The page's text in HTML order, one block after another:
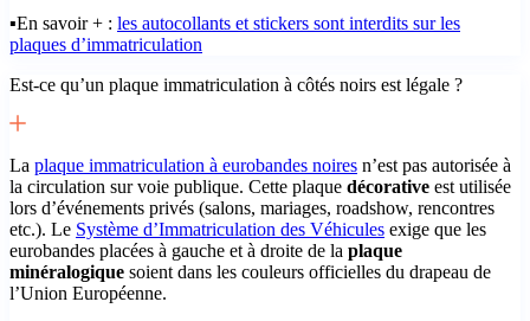
▪️En savoir + : les autocollants et stickers sont interdits sur les
plaques d’immatriculation
Est-ce qu’un plaque immatriculation à côtés noirs est légale ?
La plaque immatriculation à eurobandes noires n’est pas autorisée à
la circulation sur voie publique. Cette plaque décorative est utilisée
lors d’événements privés (salons, mariages, roadshow, rencontres
etc.). Le Système d’Immatriculation des Véhicules exige que les
eurobandes placées à gauche et à droite de la plaque
minéralogique soient dans les couleurs officielles du drapeau de
l’Union Européenne.